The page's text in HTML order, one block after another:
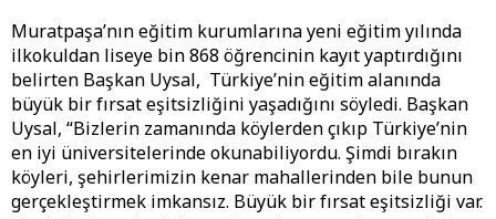
Muratpaşa’nın eğitim kurumlarına yeni eğitim yılında
ilkokuldan liseye bin 868 öğrencinin kayıt yaptırdığını
belirten Başkan Uysal, Türkiye’nin eğitim alanında
büyük bir fırsat eşitsizliğini yaşadığını söyledi. Başkan
Uysal, “Bizlerin zamanında köylerden çıkıp Türkiye’nin
en iyi üniversitelerinde okunabiliyordu. Şimdi bırakın
köyleri, şehirlerimizin kenar mahallerinden bile bunun
gerçekleştirmek imkansız. Büyük bir fırsat eşitsizliği var.